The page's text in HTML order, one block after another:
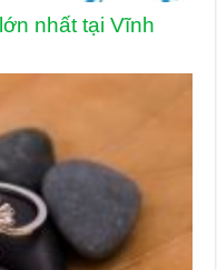
nhất tại Vĩnh